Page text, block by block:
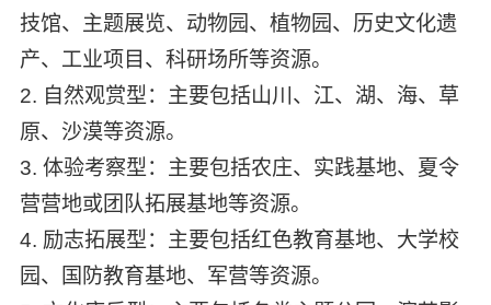
技馆、主题展览、动物园、植物园、历史文化遗
产、工业项目、科研场所等资源。
2. 自然观赏型：主要包括山川、江、湖、海、草
原、沙漠等资源。
3. 体验考察型：主要包括农庄、实践基地、夏令
营营地或团队拓展基地等资源。
4. 励志拓展型：主要包括红色教育基地、大学校
园、国防教育基地、军营等资源。